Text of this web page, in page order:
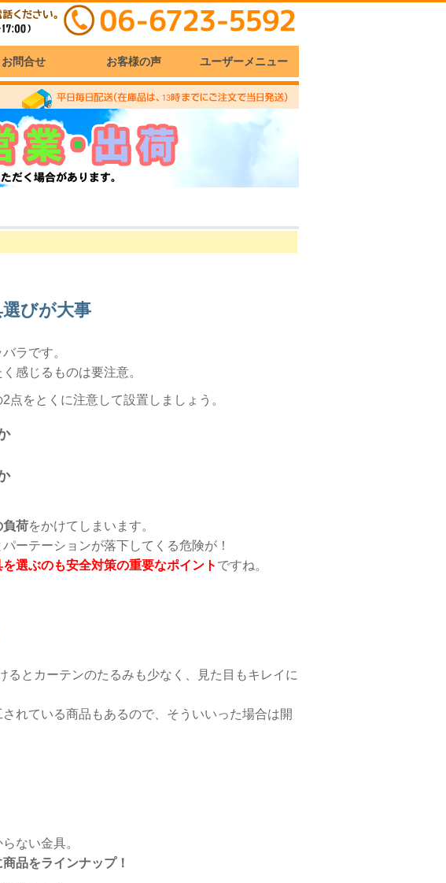
お問合せ お客様の声 ユーザーメニュー
びが大事
ラです。
感じるものは要注意。
をとくに注意して設置しましょう。
負荷をかけてしまいます。
ーテーションが落下してくる危険が！
選ぶのも安全対策の重要なポイント ですね。
とカーテンのたるみも少なく、見た目もキレイに
れている商品もあるので、そういいった場合は開
ない金具。
品をラインナップ！